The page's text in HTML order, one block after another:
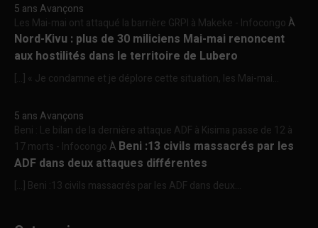
5 ans Avançons
Les Mai-mai ont attaqué la barrière GRPI à Makeke - InfocongoÀ
Nord-Kivu : plus de 30 miliciens Mai-mai renoncent
aux hostilités dans le territoire de Lubero
[…] « Je condamne et je déplore cette situation, les Mai-mai...
5 ans Avançons
Beni : Le bilan de la dernière attaque ADF à Kisima passe de 12 à
17 morts - InfocongoÀ Beni :13 civils massacrés par les
ADF dans deux attaques différentes
[…] Beni :13 civils massacrés par les ADF dans deux...